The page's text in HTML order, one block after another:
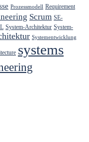
Prozessmodell Requirement
Scrum SE-
System-Architektur System-
Systementwicklung
systems